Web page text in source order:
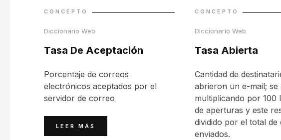
CONCEPTO
Diccionario Web
Tasa De Aceptación
Porcentaje de correos
electrónicos aceptados por el
servidor de correo
LEER MÁS
CONCEPTO
Diccionario Web
Tasa Abierta
Cantidad de
abrieron un e-mail; se
multiplicando por 100
de aperturas y este
dividido por el total de
enviados.